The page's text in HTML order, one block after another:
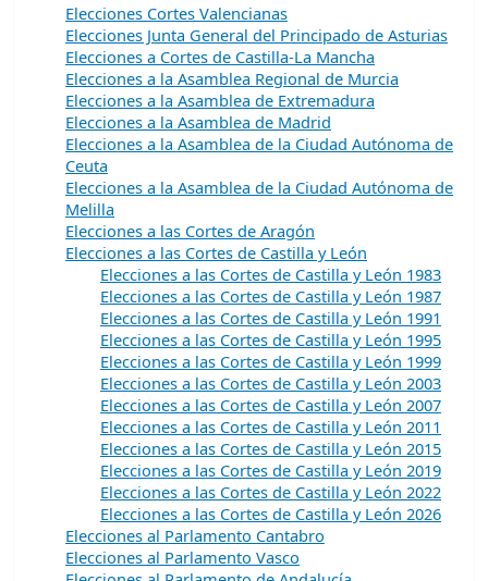
Elecciones Cortes Valencianas
Elecciones Junta General del Principado de Asturias
Elecciones a Cortes de Castilla-La Mancha
Elecciones a la Asamblea Regional de Murcia
Elecciones a la Asamblea de Extremadura
Elecciones a la Asamblea de Madrid
Elecciones a la Asamblea de la Ciudad Autónoma de
Ceuta
Elecciones a la Asamblea de la Ciudad Autónoma de
Melilla
Elecciones a las Cortes de Aragón
Elecciones a las Cortes de Castilla y León
Elecciones a las Cortes de Castilla y León 1983
Elecciones a las Cortes de Castilla y León 1987
Elecciones a las Cortes de Castilla y León 1991
Elecciones a las Cortes de Castilla y León 1995
Elecciones a las Cortes de Castilla y León 1999
Elecciones a las Cortes de Castilla y León 2003
Elecciones a las Cortes de Castilla y León 2007
Elecciones a las Cortes de Castilla y León 2011
Elecciones a las Cortes de Castilla y León 2015
Elecciones a las Cortes de Castilla y León 2019
Elecciones a las Cortes de Castilla y León 2022
Elecciones a las Cortes de Castilla y León 2026
Elecciones al Parlamento Cantabro
Elecciones al Parlamento Vasco